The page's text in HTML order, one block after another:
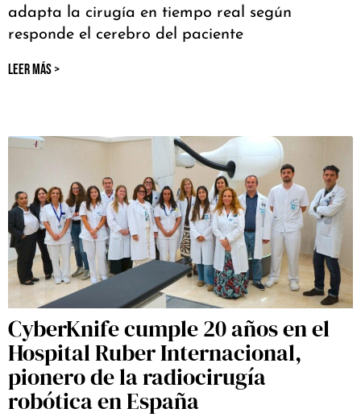
adapta la cirugía en tiempo real según
responde el cerebro del paciente
LEER MÁS >
CyberKnife cumple 20 años en el
Hospital Ruber Internacional,
pionero de la radiocirugía
robótica en España